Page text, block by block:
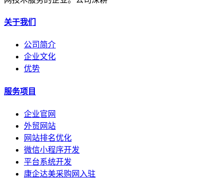
关于我们
公司简介
企业文化
优势
服务项目
企业官网
外贸网站
网站排名优化
微信小程序开发
平台系统开发
康企达美采购网入驻